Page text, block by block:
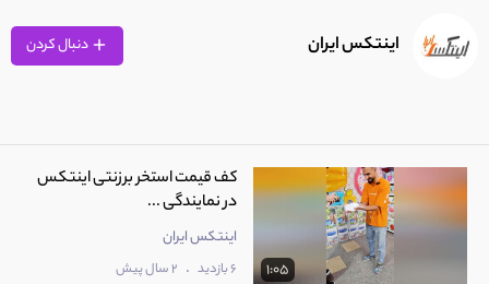
اینتکس ایران
1:05
کف قیمت استخر برزنتی اینتکس
در نمایندگی ...
اینتکس ایران
6 بازدید . 2 سال پیش